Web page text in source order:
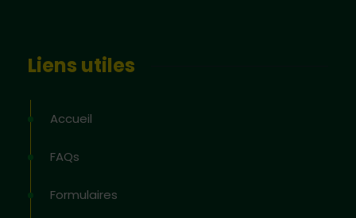
Liens utiles
Accueil
FAQs
Formulaires